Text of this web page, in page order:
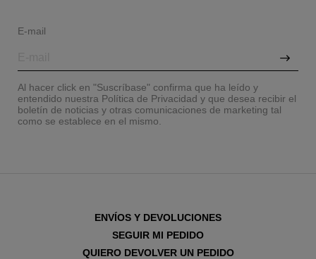
E-mail
Al hacer click en "Suscríbase" confirma que ha leído y
entendido nuestra Política de Privacidad y que desea recibir el
boletín de noticias y otras comunicaciones de marketing tal
como se establece en el mismo.
ENVÍOS Y DEVOLUCIONES
SEGUIR MI PEDIDO
QUIERO DEVOLVER UN PEDIDO